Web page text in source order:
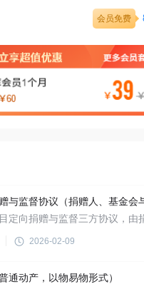
会员免费
2026-02-09
通动产，以物易物形式）